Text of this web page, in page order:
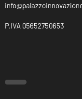
P.IVA 05652750653